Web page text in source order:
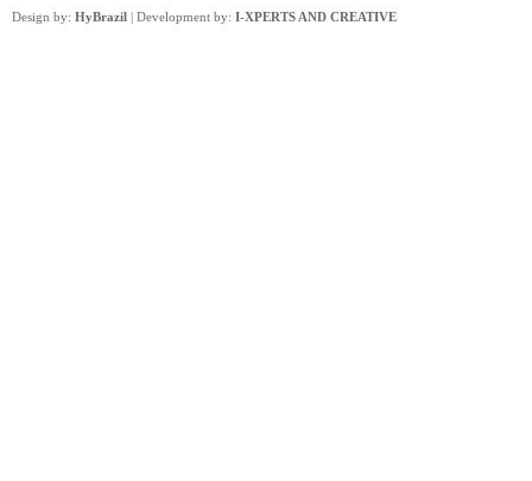
Design by: HyBrazil | Development by: I-XPERTS AND CREATIVE